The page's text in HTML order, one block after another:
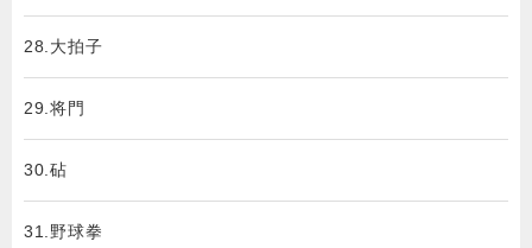
28.大拍子
29.将門
30.砧
31.野球拳